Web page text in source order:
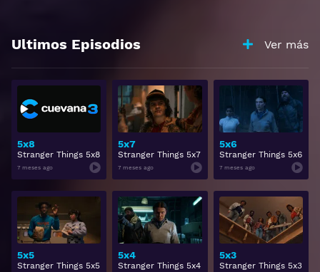
Ultimos Episodios Ver más
5x8
Stranger Things 5x8
7 meses ago
5x7
Stranger Things 5x7
7 meses ago
5x6
Stranger Things 5x6
7 meses ago
5x5
Stranger Things 5x5
5x4
Stranger Things 5x4
5x3
Stranger Things 5x3